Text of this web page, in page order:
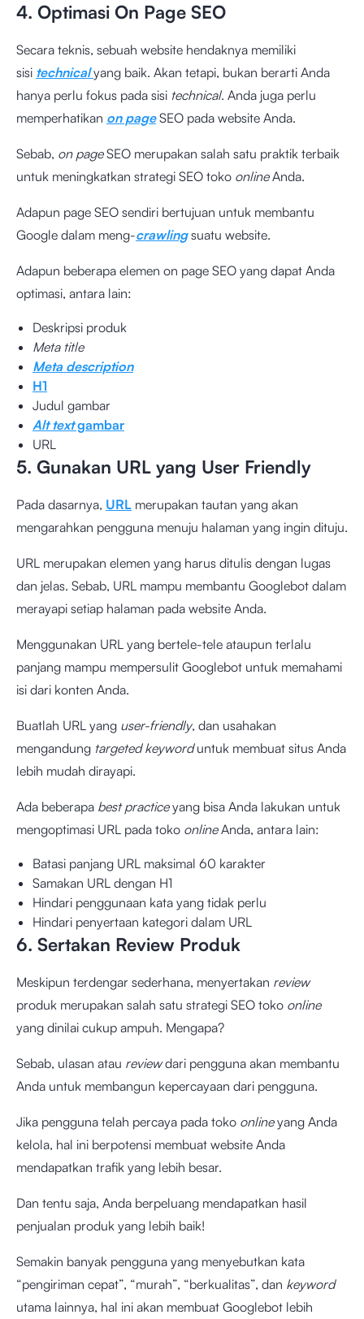
4. Optimasi On Page SEO
Secara teknis, sebuah website hendaknya memiliki
sisi technicalyang baik. Akan tetapi, bukan berarti Anda
hanya perlu fokus pada sisi technical. Anda juga perlu
memperhatikan on pageSEO pada website Anda.
Sebab, on pageSEO merupakan salah satu praktik terbaik
untuk meningkatkan strategi SEO toko onlineAnda.
Adapun page SEO sendiri bertujuan untuk membantu
Google dalam meng-crawlingsuatu website.
Adapun beberapa elemen on page SEO yang dapat Anda
optimasi, antara lain:
Deskripsi produk
Meta title
Meta description
H1
Judul gambar
Alt textgambar
URL
5. Gunakan URL yang User Friendly
Pada dasarnya, URL merupakan tautan yang akan
mengarahkan pengguna menuju halaman yang ingin dituju.
URL merupakan elemen yang harus ditulis dengan lugas
dan jelas. Sebab, URL mampu membantu Googlebot dalam
merayapi setiap halaman pada website Anda.
Menggunakan URL yang bertele-tele ataupun terlalu
panjang mampu mempersulit Googlebot untuk memahami
isi dari konten Anda.
Buatlah URL yang user-friendly, dan usahakan
mengandung targeted keyworduntuk membuat situs Anda
lebih mudah dirayapi.
Ada beberapa best practiceyang bisa Anda lakukan untuk
mengoptimasi URL pada toko onlineAnda, antara lain:
Batasi panjang URL maksimal 60 karakter
Samakan URL dengan H1
Hindari penggunaan kata yang tidak perlu
Hindari penyertaan kategori dalam URL
6. Sertakan Review Produk
Meskipun terdengar sederhana, menyertakan review
produk merupakan salah satu strategi SEO toko online
yang dinilai cukup ampuh. Mengapa?
Sebab, ulasan atau reviewdari pengguna akan membantu
Anda untuk membangun kepercayaan dari pengguna.
Jika pengguna telah percaya pada toko onlineyang Anda
kelola, hal ini berpotensi membuat website Anda
mendapatkan trafik yang lebih besar.
Dan tentu saja, Anda berpeluang mendapatkan hasil
penjualan produk yang lebih baik!
Semakin banyak pengguna yang menyebutkan kata
“pengiriman cepat”, “murah”, “berkualitas”, dan keyword
utama lainnya, hal ini akan membuat Googlebot lebih